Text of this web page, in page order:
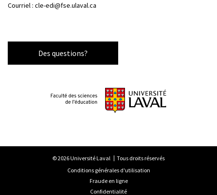
Courriel : cle-edi@fse.ulaval.ca
Des questions?
© 2026 Université Laval
Tous droits réservés
Conditions générales d'utilisation
Fraude en ligne
Confidentialité